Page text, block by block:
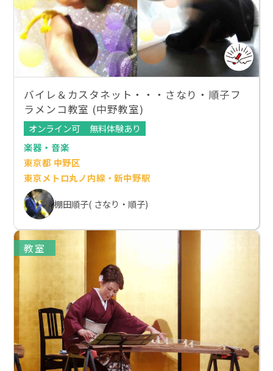
バイレ＆カスタネット・・・さなり・順子フ
ラメンコ教室 (中野教室)
オンライン可
無料体験あり
楽器・音楽
東京都 中野区
東京メトロ丸ノ内線・新中野駅
棚田順子( さなり・順子)
教室